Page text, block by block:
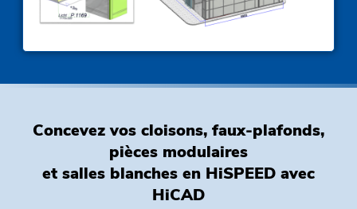
Concevez vos cloisons, faux-plafonds,
pièces modulaires
et salles blanches en HiSPEED avec
HiCAD